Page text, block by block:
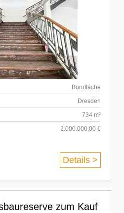
Bürofläche
Dresden
734 m²
2.000.000,00 €
Details >
zum Kauf